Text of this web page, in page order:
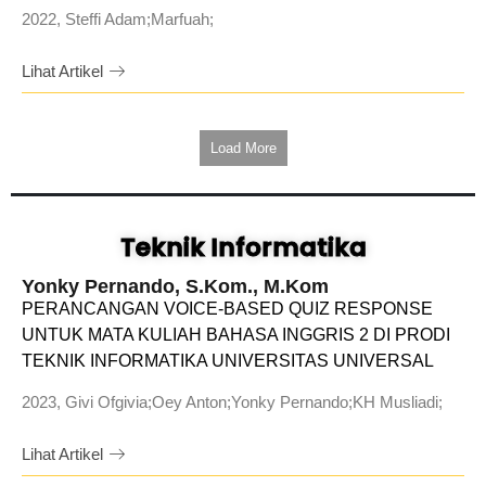
2022, Steffi Adam;Marfuah;
Lihat Artikel
Load More
Teknik Informatika
Yonky Pernando, S.Kom., M.Kom
PERANCANGAN VOICE-BASED QUIZ RESPONSE
UNTUK MATA KULIAH BAHASA INGGRIS 2 DI PRODI
TEKNIK INFORMATIKA UNIVERSITAS UNIVERSAL
2023, Givi Ofgivia;Oey Anton;Yonky Pernando;KH Musliadi;
Lihat Artikel